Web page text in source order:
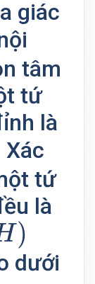
giác
tâm
tứ
là
Xác
tứ
là
)
)
dưới